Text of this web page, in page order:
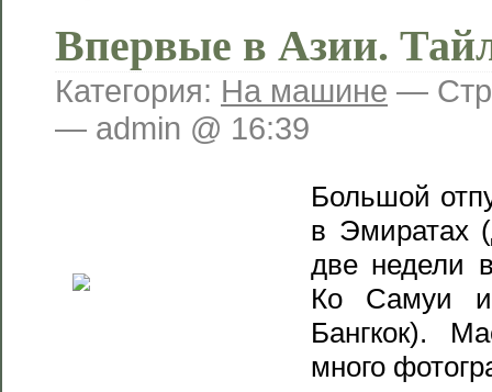
Впервые в Азии.
Категория: На машине —
— admin @ 16:39
Большой
в Эмиратах
две недели
Ко Самуи
Бангкок).
много